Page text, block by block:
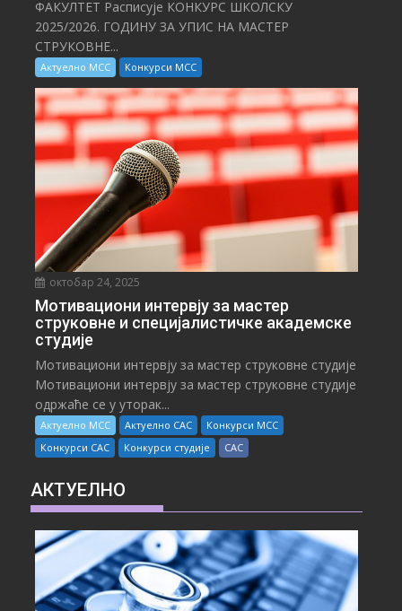
ФАКУЛТЕТ Расписује КОНКУРС ШКОЛСКУ
2025/⁠2026. ГОДИНУ ЗА УПИС НА МАСТЕР
СТРУКОВНЕ...
Актуелно МСС Конкурси МСС
октобар 24, 2025
Мотивациони интервју за мастер
струковне и специјалистичке академске
студије
Мотивациони интервју за мастер струковне студије
Мотивациони интервју за мастер струковне студије
одржаће се у уторак...
Актуелно МСС Актуелно САС
Конкурси МСС
Конкурси САС
Конкурси студије САС
АКТУЕЛНО